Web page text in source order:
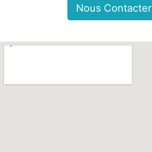
Nous Contacter